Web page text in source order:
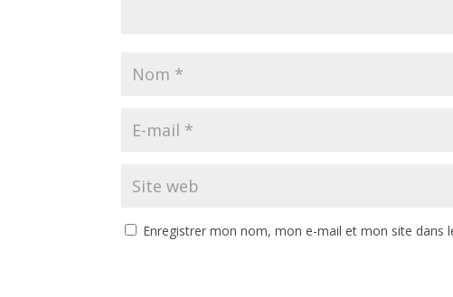
Enregistrer mon nom, mon e-mail et mon site dans